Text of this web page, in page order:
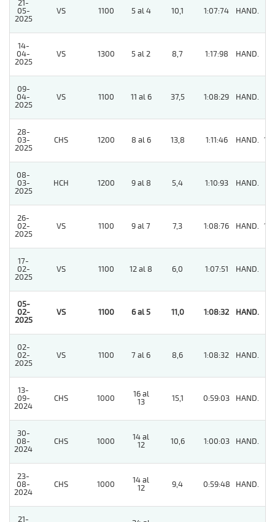
21-
05-
2025
VS 1100 5 al 4 10,1 1:07:74 HAND.
14-
04-
2025
VS 1300 5 al 2 8,7 1:17:98 HAND.
09-
04-
2025
VS 1100 11 al 6 37,5 1:08:29 HAND.
28-
03-
2025
CHS 1200 8 al 6 13,8 1:11:46 HAND. 14
08-
03-
2025
HCH 1200 9 al 8 5,4 1:10:93 HAND.
26-
02-
2025
VS 1100 9 al 7 7,3 1:08:76 HAND. 10
17-
02-
2025
VS 1100 12 al 8 6,0 1:07:51 HAND.
05-
02-
2025
VS 1100 6 al 5 11,0 1:08:32 HAND.
02-
02-
2025
VS 1100 7 al 6 8,6 1:08:32 HAND.
13-
09-
2024
CHS 1000
16 al
13
15,1 0:59:03 HAND.
30-
08-
2024
CHS 1000
14 al
12
10,6 1:00:03 HAND.
23-
08-
2024
CHS 1000
14 al
12
9,4 0:59:48 HAND.
21-